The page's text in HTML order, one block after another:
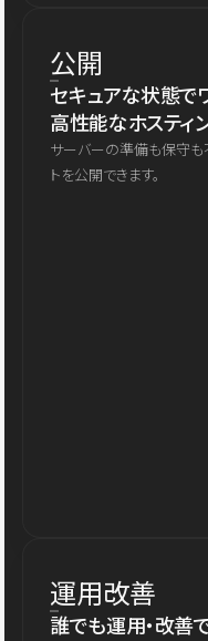
公開
セキュアな状態で
高性能なホスティ
サーバーの準備も保守も
トを公開できます。
運用改善
誰でも運用・改善